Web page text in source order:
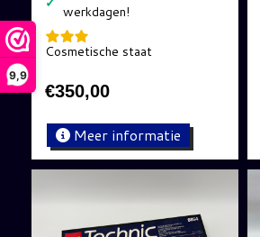
9,9
Cosmetische staat
€350,00
Meer informatie